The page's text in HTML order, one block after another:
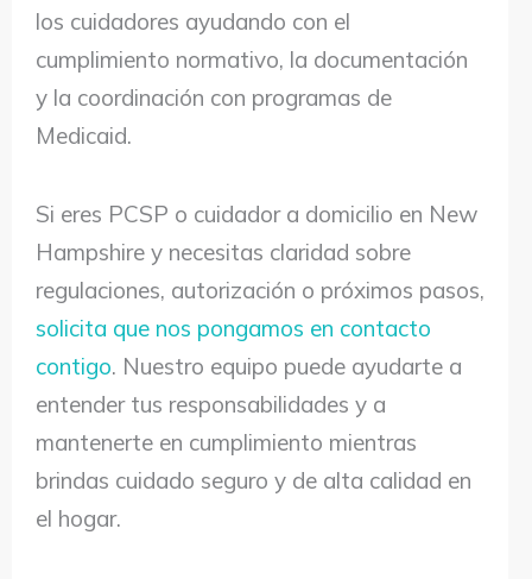
los cuidadores ayudando con el
cumplimiento normativo, la documentación
y la coordinación con programas de
Medicaid.
Si eres PCSP o cuidador a domicilio en New
Hampshire y necesitas claridad sobre
regulaciones, autorización o próximos pasos,
solicita que nos pongamos en contacto
contigo. Nuestro equipo puede ayudarte a
entender tus responsabilidades y a
mantenerte en cumplimiento mientras
brindas cuidado seguro y de alta calidad en
el hogar.